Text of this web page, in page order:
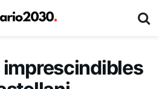
imprescindibles